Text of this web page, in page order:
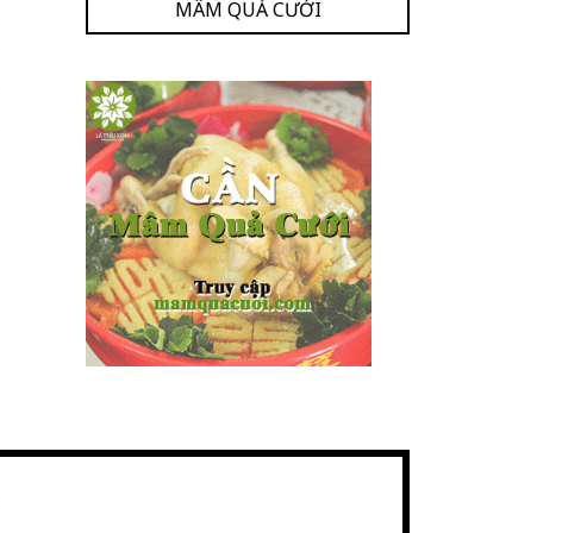
MÂM QUẢ CƯỚI